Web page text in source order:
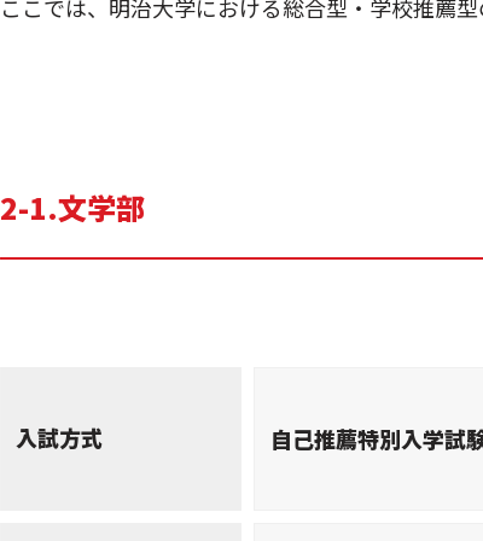
ここでは、明治大学における総合型・学校推薦
2-1.文学部
入試方式 自己推薦特別入学試